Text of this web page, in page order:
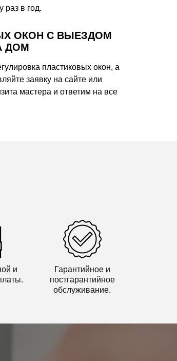
раз в год.
ОКОН С ВЫЕЗДОМ
ДОМ
пластиковых окон, а
заявку на сайте или
мастера и ответим на все
и
Гарантийное и
постгарантийное
обслуживание.